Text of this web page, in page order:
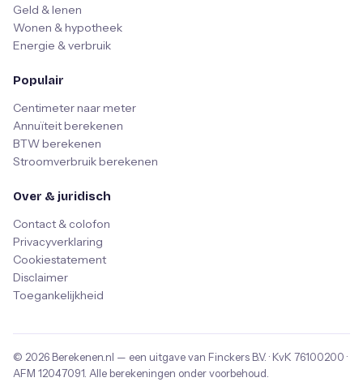
Geld & lenen
Wonen & hypotheek
Energie & verbruik
Populair
Centimeter naar meter
Annuïteit berekenen
BTW berekenen
Stroomverbruik berekenen
Over & juridisch
Contact & colofon
Privacyverklaring
Cookiestatement
Disclaimer
Toegankelijkheid
© 2026 Berekenen.nl — een uitgave van Finckers B.V. · KvK 76100200 ·
AFM 12047091 . Alle berekeningen onder voorbehoud.